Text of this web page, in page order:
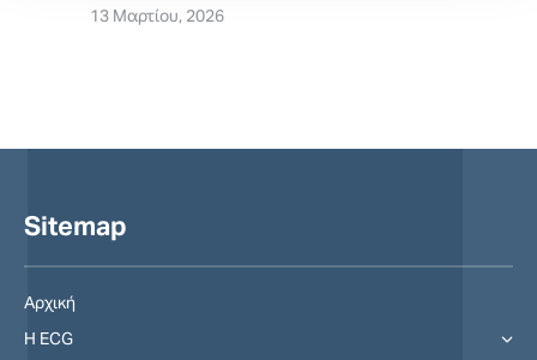
13 Μαρτίου, 2026
Sitemap
Αρχική
Η ECG